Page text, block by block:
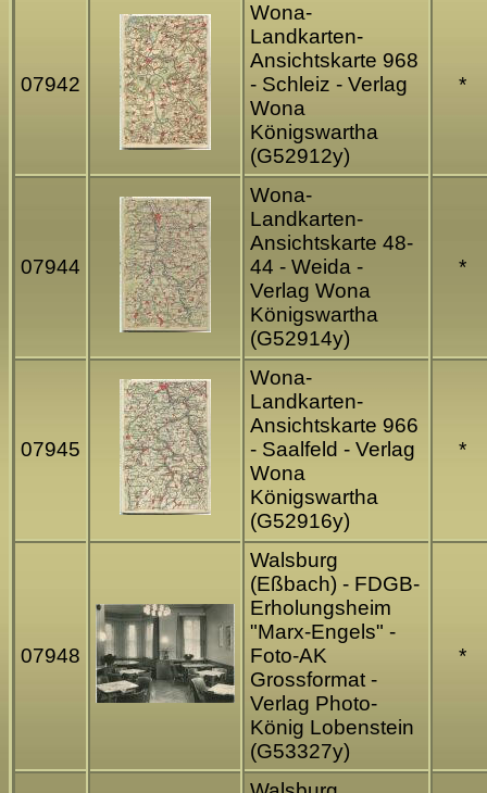
07942
Wona-
Landkarten-
Ansichtskarte 968
- Schleiz - Verlag
Wona
Königswartha
(G52912y)
*
07944
Wona-
Landkarten-
Ansichtskarte 48-
44 - Weida -
Verlag Wona
Königswartha
(G52914y)
*
07945
Wona-
Landkarten-
Ansichtskarte 966
- Saalfeld - Verlag
Wona
Königswartha
(G52916y)
*
07948
Walsburg
(Eßbach) - FDGB-
Erholungsheim
"Marx-Engels" -
Foto-AK
Grossformat -
Verlag Photo-
König Lobenstein
(G53327y)
*